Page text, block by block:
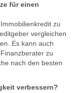
für einen
zu
vergleichen
Es kann auch
zu
nach den besten
verbessern?